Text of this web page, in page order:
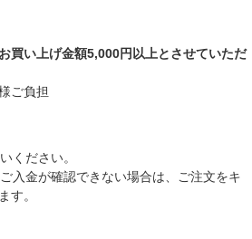
買い上げ金額5,000円以上とさせていただ
ご負担
ください。
入金が確認できない場合は、ご注文をキ
す。